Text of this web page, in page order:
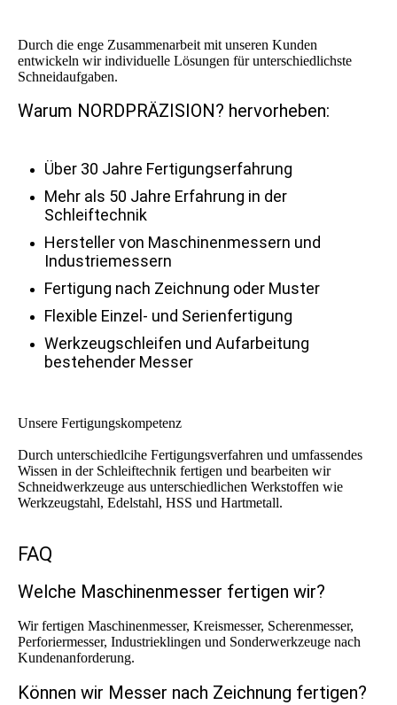
Durch die enge Zusammenarbeit mit unseren Kunden
entwickeln wir individuelle Lösungen für unterschiedlichste
Schneidaufgaben.
Warum NORDPRÄZISION? hervorheben:
Über 30 Jahre Fertigungserfahrung
Mehr als 50 Jahre Erfahrung in der
Schleiftechnik
Hersteller von Maschinenmessern und
Industriemessern
Fertigung nach Zeichnung oder Muster
Flexible Einzel- und Serienfertigung
Werkzeugschleifen und Aufarbeitung
bestehender Messer
Unsere Fertigungskompetenz
Durch unterschiedlcihe Fertigungsverfahren und umfassendes
Wissen in der Schleiftechnik fertigen und bearbeiten wir
Schneidwerkzeuge aus unterschiedlichen Werkstoffen wie
Werkzeugstahl, Edelstahl, HSS und Hartmetall.
FAQ
Welche Maschinenmesser fertigen wir?
Wir fertigen Maschinenmesser, Kreismesser, Scherenmesser,
Perforiermesser, Industrieklingen und Sonderwerkzeuge nach
Kundenanforderung.
Können wir Messer nach Zeichnung fertigen?